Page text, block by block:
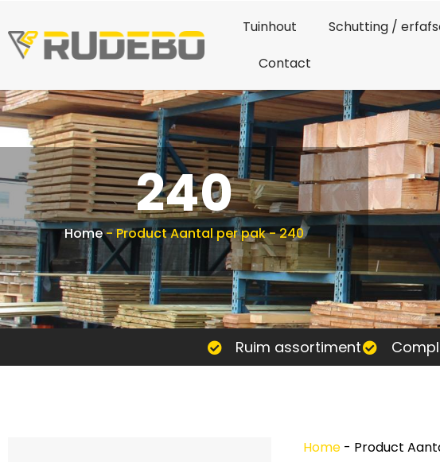
Tuinhout Schutting /
Contact
240
Home-Product Aantal per pak-240
Ruim assortiment
Home - Product